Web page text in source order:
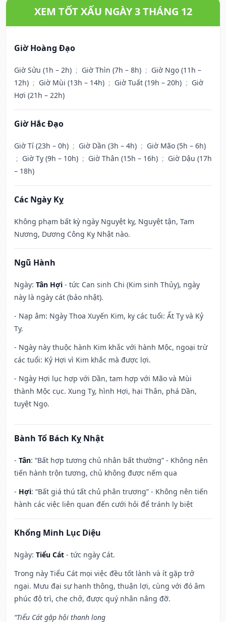
XEM TỐT XẤU NGÀY 3 THÁNG 12
Giờ Hoàng Đạo
Giờ Sửu (1h – 2h) ; Giờ Thìn (7h – 8h) ; Giờ Ngọ (11h –
12h) ; Giờ Mùi (13h – 14h) ; Giờ Tuất (19h – 20h) ; Giờ
Hợi (21h – 22h)
Giờ Hắc Đạo
Giờ Tí (23h – 0h) ; Giờ Dần (3h – 4h) ; Giờ Mão (5h – 6h)
; Giờ Tỵ (9h – 10h) ; Giờ Thân (15h – 16h) ; Giờ Dậu (17h
– 18h)
Các Ngày Kỵ
Không phạm bất kỳ ngày Nguyệt kỵ, Nguyệt tận, Tam
Nương, Dương Công Kỵ Nhật nào.
Ngũ Hành
Ngày: Tân Hợi - tức Can sinh Chi (Kim sinh Thủy), ngày
này là ngày cát (bảo nhật).
- Nạp âm: Ngày Thoa Xuyến Kim, kỵ các tuổi: Ất Tỵ và Kỷ
Tỵ.
- Ngày này thuộc hành Kim khắc với hành Mộc, ngoại trừ
các tuổi: Kỷ Hợi vì Kim khắc mà được lợi.
- Ngày Hợi lục hợp với Dần, tam hợp với Mão và Mùi
thành Mộc cục. Xung Tỵ, hình Hợi, hại Thân, phá Dần,
tuyệt Ngọ.
Bành Tổ Bách Kỵ Nhật
- Tân: “Bất hợp tương chủ nhân bất thường” - Không nên
tiến hành trộn tương, chủ không được nếm qua
- Hợi: “Bất giá thú tất chủ phân trương” - Không nên tiến
hành các việc liên quan đến cưới hỏi để tránh ly biệt
Khổng Minh Lục Diệu
Ngày: Tiểu Cát - tức ngày Cát.
Trong này Tiểu Cát mọi việc đều tốt lành và ít gặp trở
ngại. Mưu đại sự hanh thông, thuận lợi, cùng với đó âm
phúc độ trì, che chở, được quý nhân nâng đỡ.
“Tiểu Cát gặp hội thanh long